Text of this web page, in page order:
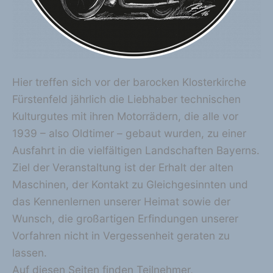
Hier treffen sich vor der barocken Klosterkirche
Fürstenfeld jährlich die Liebhaber technischen
Kulturgutes mit ihren Motorrädern, die alle vor
1939 – also Oldtimer – gebaut wurden, zu einer
Ausfahrt in die vielfältigen Landschaften Bayerns.
Ziel der Veranstaltung ist der Erhalt der alten
Maschinen, der Kontakt zu Gleichgesinnten und
das Kennenlernen unserer Heimat sowie der
Wunsch, die großartigen Erfindungen unserer
Vorfahren nicht in Vergessenheit geraten zu
lassen.
Auf diesen Seiten finden Teilnehmer,